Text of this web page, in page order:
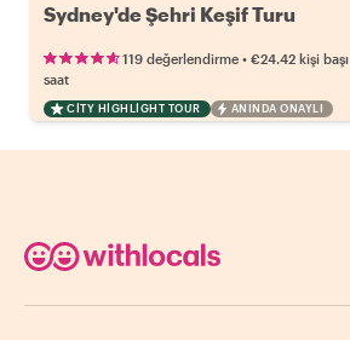
Sydney'de Şehri Keşif Turu
119 değerlendirme • €24.42 kişi başı
saat
CITY HIGHLIGHT TOUR ANINDA ONAYLI